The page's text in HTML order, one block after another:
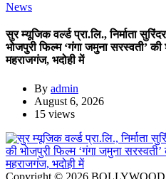
News
सुर म्यूजिक वर्ल्ड प्रा.लि., निर्माता
भोजपुरी फिल्म ‘गंगा जमुना सरस्वती’
महराजगंज, भदोही में
By admin
August 6, 2026
15 views
Copyright © 2026